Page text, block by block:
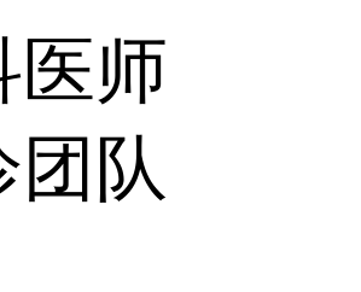
医师
团队